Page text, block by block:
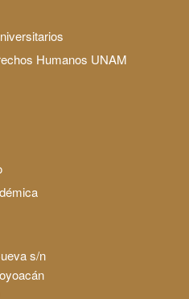
Humanos UNAM
s/n